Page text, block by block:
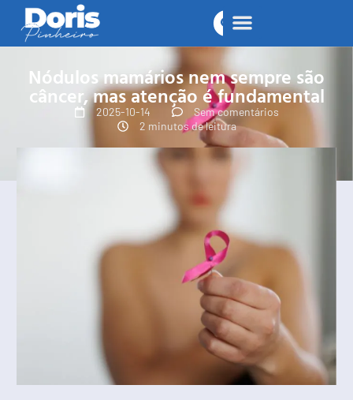
Nódulos mamários nem sempre são
câncer, mas atenção é fundamental
2025-10-14
Sem comentários
2 minutos de leitura